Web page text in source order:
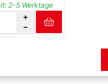
2-5 Werktage